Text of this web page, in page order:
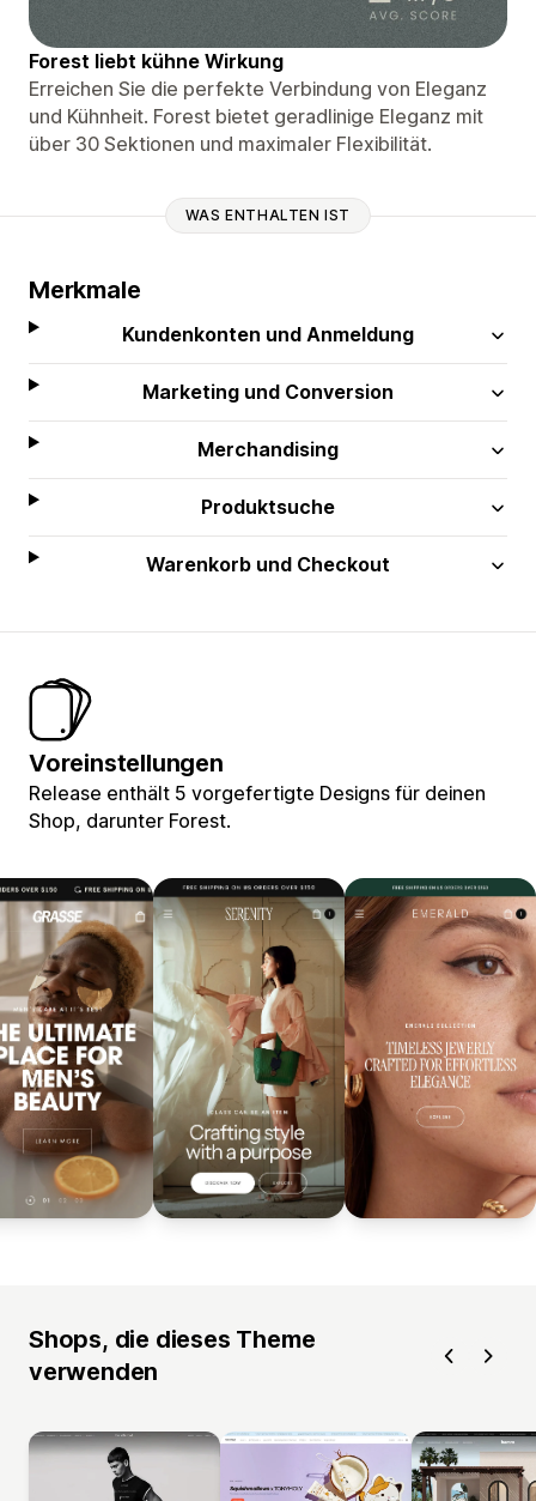
Forest liebt kühne Wirkung
Erreichen Sie die perfekte Verbindung von Eleganz
und Kühnheit. Forest bietet geradlinige Eleganz mit
über 30 Sektionen und maximaler Flexibilität.
WAS ENTHALTEN IST
Merkmale
Kundenkonten und Anmeldung
Marketing und Conversion
Merchandising
Produktsuche
Warenkorb und Checkout
Voreinstellungen
Release enthält 5 vorgefertigte Designs für deinen
Shop, darunter Forest.
Shops, die dieses Theme
verwenden